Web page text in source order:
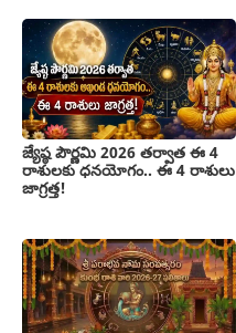
జ్యేష్ఠ పౌర్ణమి 2026 తర్వాత ఈ 4
రాశులకు ధనయోగం.. ఈ 4 రాశులు
జాగ్రత్త!